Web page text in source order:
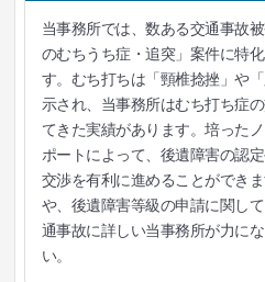
当事務所では、数ある交通事故
のむちうち症・追突」案件に特
す。むち打ちは「頸椎捻挫」や
示され、当事務所はむち打ち症
てきた実績があります。培った
ポートによって、後遺障害の認
交渉を有利に進めることができ
や、後遺障害等級の申請に関し
通事故に詳しい当事務所が力に
い。